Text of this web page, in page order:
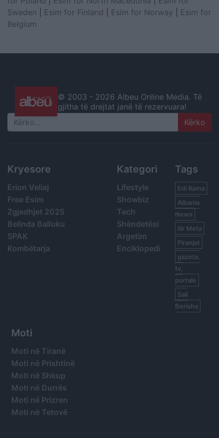
Sweden
Esim for Finland Esim for Norway
Esim for
Belgium
© 2003 - 2026 Albeu Online Media. Të
gjitha të drejtat janë të rezervuara!
Search
Kryesore
Erion Veliaj
Free Esim
Zgjedhjet 2025
Belinda Balluku
SPAK
Kombëtarja
Kategori
Lifestyle
Showbiz
Tech
Shëndetësi
Argetim
Enciklopedi
Tags
Edi Rama
Albania
News
Ilir Meta
Piranjat
gazeta,
tv,
portale
Sali
Berisha
Moti
Moti në Tiranë
Moti në Prishtinë
Moti në Shkup
Moti në Durrës
Moti në Prizren
Moti në Tetovë